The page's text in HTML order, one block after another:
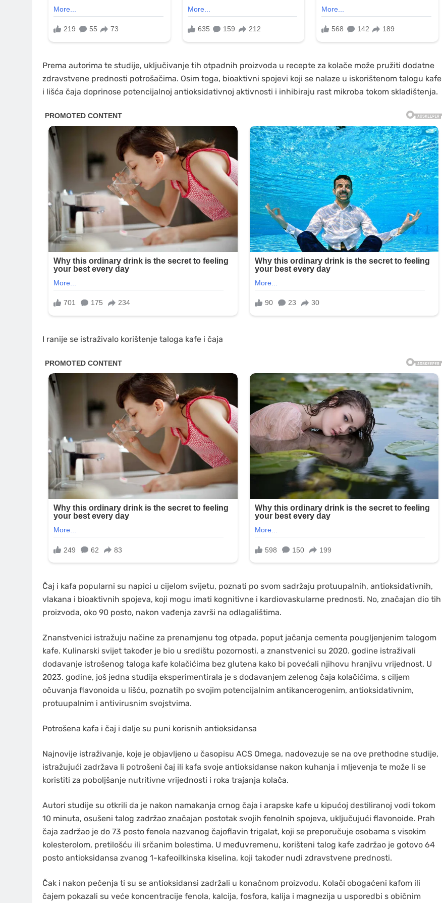
Prema autorima te studije, uključivanje tih otpadnih proizvoda u recepte za kolače može pružiti dodatne
zdravstvene prednosti potrošačima. Osim toga, bioaktivni spojevi koji se nalaze u iskorištenom talogu kafe
i lišća čaja doprinose potencijalnoj antioksidativnoj aktivnosti i inhibiraju rast mikroba tokom skladištenja.
I ranije se istraživalo korištenje taloga kafe i čaja
Čaj i kafa popularni su napici u cijelom svijetu, poznati po svom sadržaju protuupalnih, antioksidativnih,
vlakana i bioaktivnih spojeva, koji mogu imati kognitivne i kardiovaskularne prednosti. No, značajan dio tih
proizvoda, oko 90 posto, nakon vađenja završi na odlagalištima.
Znanstvenici istražuju načine za prenamjenu tog otpada, poput jačanja cementa pougljenjenim talogom
kafe. Kulinarski svijet također je bio u središtu pozornosti, a znanstvenici su 2020. godine istraživali
dodavanje istrošenog taloga kafe kolačićima bez glutena kako bi povećali njihovu hranjivu vrijednost. U
2023. godine, još jedna studija eksperimentirala je s dodavanjem zelenog čaja kolačićima, s ciljem
očuvanja flavonoida u lišću, poznatih po svojim potencijalnim antikancerogenim, antioksidativnim,
protuupalnim i antivirusnim svojstvima.
Potrošena kafa i čaj i dalje su puni korisnih antioksidansa
Najnovije istraživanje, koje je objavljeno u časopisu ACS Omega, nadovezuje se na ove prethodne studije,
istražujući zadržava li potrošeni čaj ili kafa svoje antioksidanse nakon kuhanja i mljevenja te može li se
koristiti za poboljšanje nutritivne vrijednosti i roka trajanja kolača.
Autori studije su otkrili da je nakon namakanja crnog čaja i arapske kafe u kipućoj destiliranoj vodi tokom
10 minuta, osušeni talog zadržao značajan postotak svojih fenolnih spojeva, uključujući flavonoide. Prah
čaja zadržao je do 73 posto fenola nazvanog čajoflavin trigalat, koji se preporučuje osobama s visokim
kolesterolom, pretilošću ili srčanim bolestima. U međuvremenu, korišteni talog kafe zadržao je gotovo 64
posto antioksidansa zvanog 1-kafeoilkinska kiselina, koji također nudi zdravstvene prednosti.
Čak i nakon pečenja ti su se antioksidansi zadržali u konačnom proizvodu. Kolači obogaćeni kafom ili
čajem pokazali su veće koncentracije fenola, kalcija, fosfora, kalija i magnezija u usporedbi s običnim